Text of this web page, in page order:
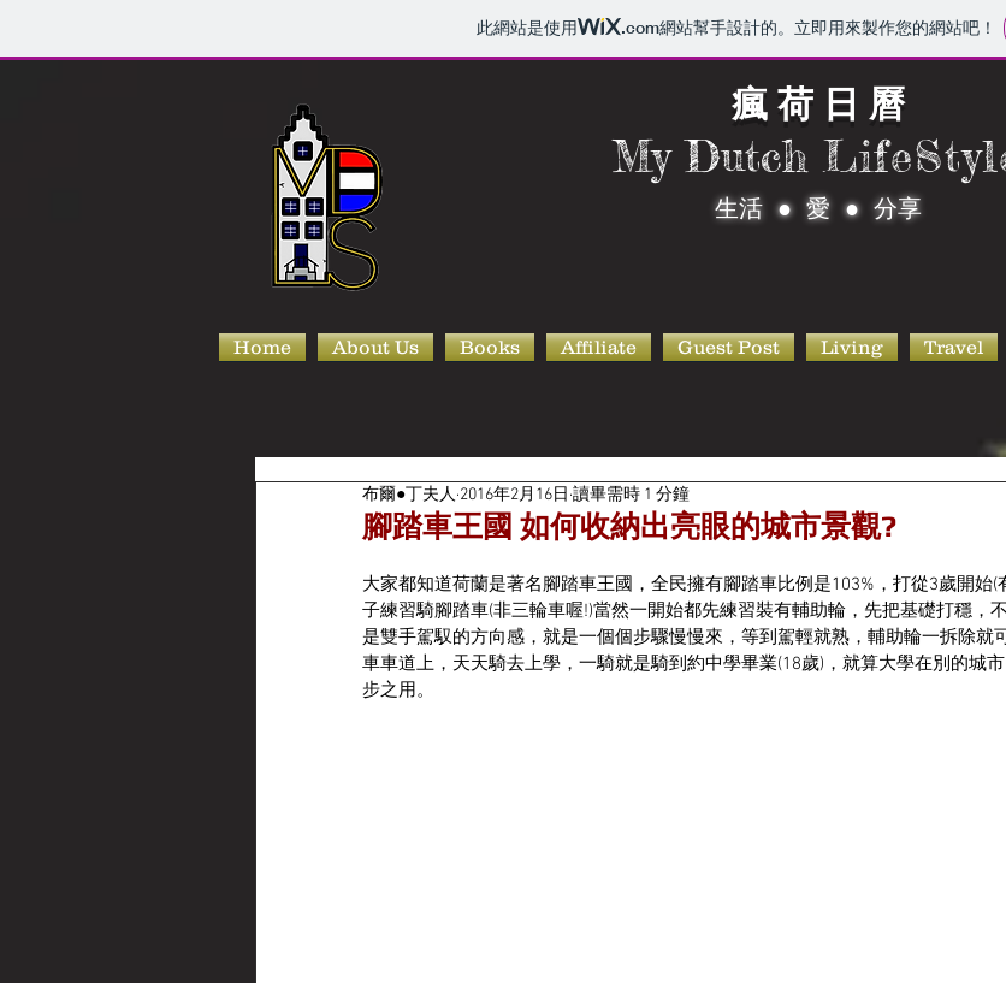
此網站是使用 .com網站幫手設計的。立即用來製作您的網站吧！
瘋 荷 日 曆
My Dutch
生活 ● 愛 ● 分享
Home About Us Books Affiliate Guest Post Living Travel
腳踏車王國 如何收納出亮眼的城市景觀?
布爾●丁夫人 2016年2月16日 讀畢需時 1 分鐘
大家都知道荷蘭是著名腳踏車王國，全民擁有腳踏車比例是103%，打從3歲開始
子練習騎腳踏車(非三輪車喔!)當然一開始都先練習裝有輔助輪，先把基礎打穩，
是雙手駕馭的方向感，就是一個個步驟慢慢來，等到駕輕就熟，輔助輪一拆除就
車車道上，天天騎去上學，一騎就是騎到約中學畢業(18歲)，就算大學在別的城
步之用。